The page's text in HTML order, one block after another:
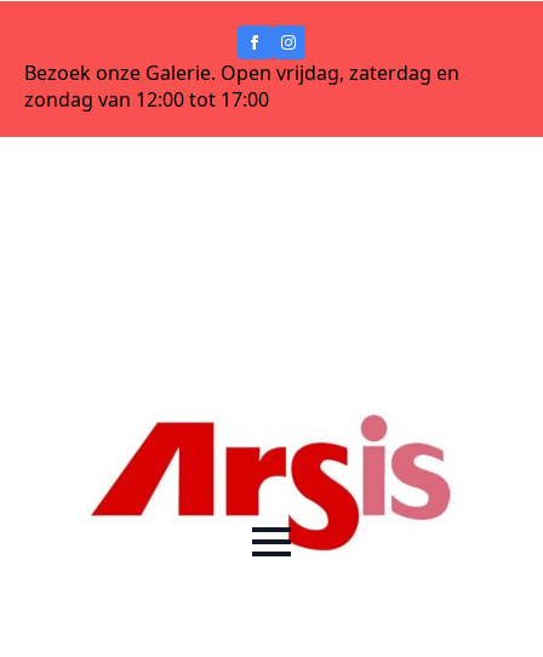
Bezoek onze Galerie. Open vrijdag, zaterdag en
zondag van 12:00 tot 17:00